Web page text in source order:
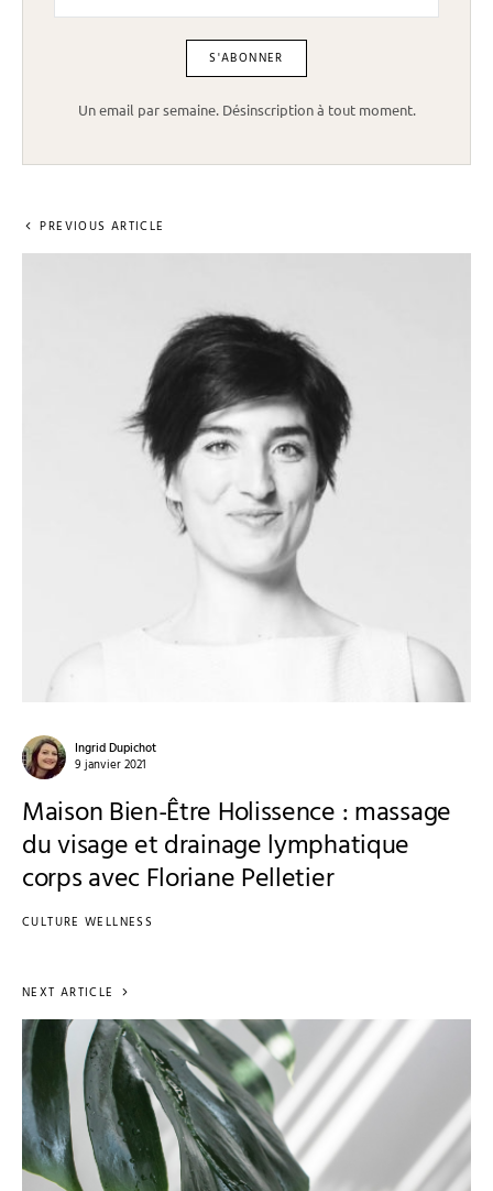
Un email par semaine. Désinscription à tout moment.
PREVIOUS ARTICLE
Ingrid Dupichot
9 janvier 2021
Maison Bien-Être Holissence : massage
du visage et drainage lymphatique
corps avec Floriane Pelletier
CULTURE WELLNESS
NEXT ARTICLE